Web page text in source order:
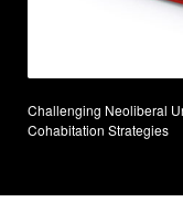
Challenging Neoliberal
Cohabitation Strategies